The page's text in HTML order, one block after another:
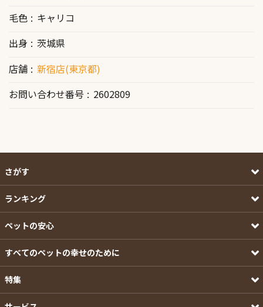
毛色
キャリコ
出身
茨城県
店舗
新宿店(東京都)
お問い合わせ番号
2602809
さがす
ランキング
ペットの安心
すべてのペットの幸せのために
特集